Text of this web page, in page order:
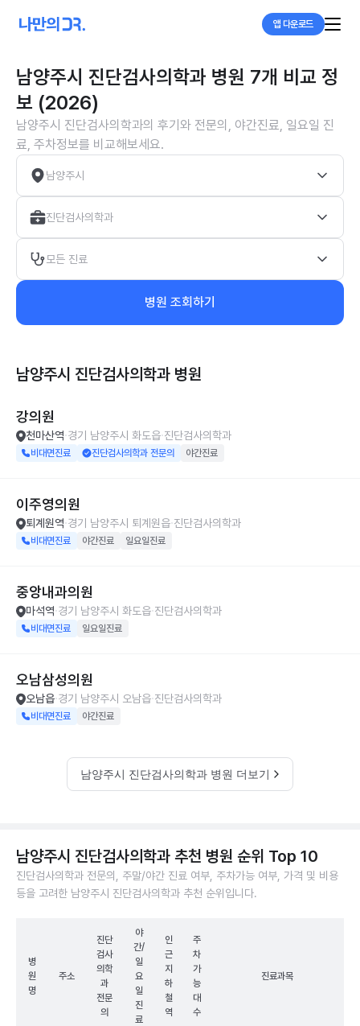
앱 다운로드
남양주시 진단검사의학과 병원 7개 비교 정
보 (2026)
남양주시 진단검사의학과의 후기와 전문의, 야간진료, 일요일 진
료, 주차정보를 비교해보세요.
남양주시
진단검사의학과
모든 진료
병원 조회하기
남양주시 진단검사의학과 병원
강의원
천마산역 경기 남양주시 화도읍 진단검사의학과
비대면진료 진단검사의학과 전문의 야간진료
이주영의원
퇴계원역 경기 남양주시 퇴계원읍 진단검사의학과
비대면진료 야간진료 일요일진료
중앙내과의원
마석역 경기 남양주시 화도읍 진단검사의학과
비대면진료 일요일진료
오남삼성의원
오남읍 경기 남양주시 오남읍 진단검사의학과
비대면진료 야간진료
남양주시 진단검사의학과 병원 더보기
남양주시 진단검사의학과 추천 병원 순위 Top 10
진단검사의학과 전문의, 주말/야간 진료 여부, 주차가능 여부, 가격 및 비용
등을 고려한 남양주시 진단검사의학과 추천 순위입니다.
병
원
명
주소
진단
검사
의학
과
전문
의
야
간/
일
요
일
진
료
인
근
지
하
철
역
주
차
가
능
대
수
진료과목